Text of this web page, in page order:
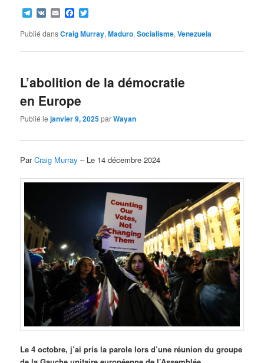
Telegram
VK EmailFacebook
Publié dansCraig Murray,Maduro,Socialisme,Venezuela
L’abolition de la démocratie
en Europe
Publié lejanvier 9, 2025parWayan
ParCraig Murray – Le 14 décembre 2024
Le 4 octobre, j’ai pris la parole lors d’une réunion du groupe